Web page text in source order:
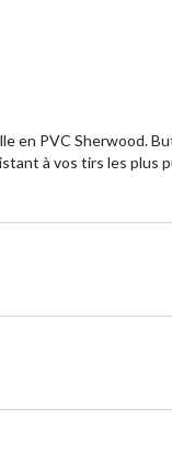
en PVC
à vos tirs les